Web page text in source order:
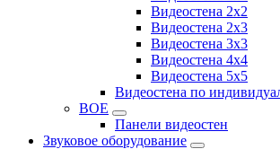
Видеостена 2x2
Видеостена 2x3
Видеостена 3x3
Видеостена 4x4
Видеостена 5x5
Видеостена по
BOE
Панели видеостен
Звуковое оборудование